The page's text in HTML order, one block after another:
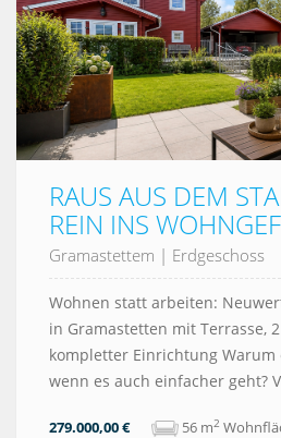
RAUS AUS DEM
REIN INS
Gramastettem | Erdgeschoss
Wohnen statt arbeiten:
in Gramastetten mit Terrasse,
kompletter Einrichtung Warum
wenn es auch einfacher geht?
279.000,00 € 56 m2